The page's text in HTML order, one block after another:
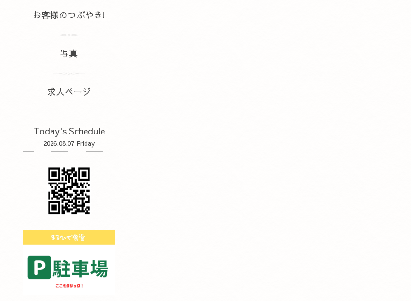
お客様のつぶやき!
写真
求人ページ
Today's Schedule
2026.08.07 Friday